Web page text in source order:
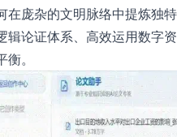
在庞杂的文明脉络中提炼独
辑论证体系、高效运用数字
。